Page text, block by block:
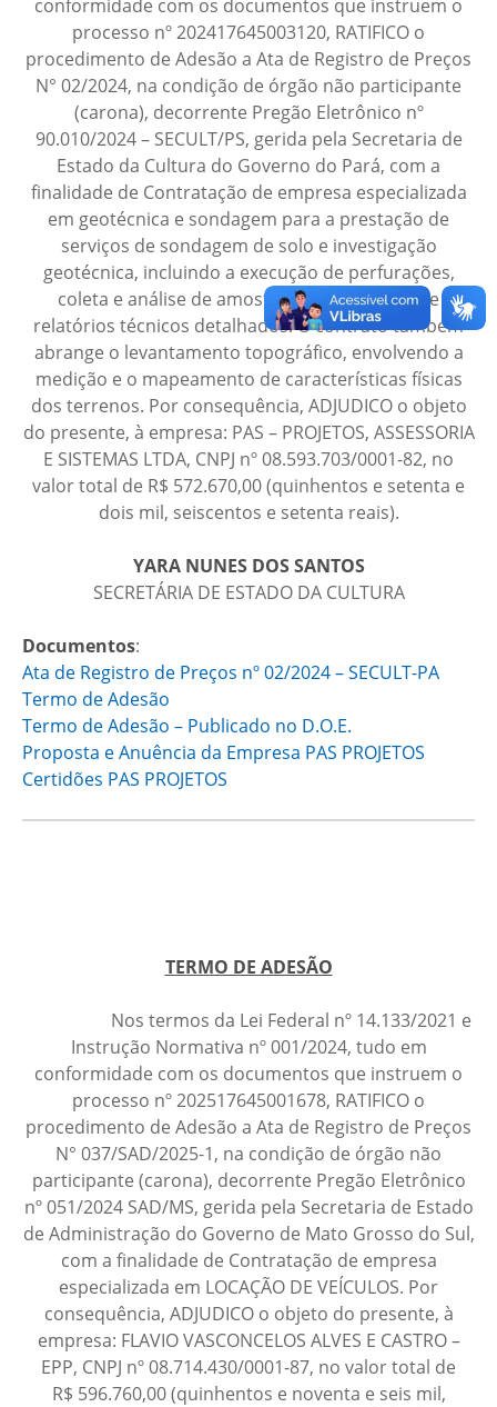
conformidade com os documentos que instruem o
processo nº 202417645003120, RATIFICO o
procedimento de Adesão a Ata de Registro de Preços
N° 02/2024, na condição de órgão não participante
(carona), decorrente Pregão Eletrônico nº
90.010/2024 – SECULT/PS, gerida pela Secretaria de
Estado da Cultura do Governo do Pará, com a
finalidade de Contratação de empresa especializada
em geotécnica e sondagem para a prestação de
serviços de sondagem de solo e investigação
geotécnica, incluindo a execução de perfurações,
coleta e análise de amostras, e elaboração de
relatórios técnicos detalhados. O contrato também
abrange o levantamento topográfico, envolvendo a
medição e o mapeamento de características físicas
dos terrenos. Por consequência, ADJUDICO o objeto
do presente, à empresa: PAS – PROJETOS, ASSESSORIA
E SISTEMAS LTDA, CNPJ nº 08.593.703/0001-82, no
valor total de R$ 572.670,00 (quinhentos e setenta e
dois mil, seiscentos e setenta reais).
YARA NUNES DOS SANTOS
SECRETÁRIA DE ESTADO DA CULTURA
Documentos:
Ata de Registro de Preços nº 02/2024 – SECULT-PA
Termo de Adesão
Termo de Adesão – Publicado no D.O.E.
Proposta e Anuência da Empresa PAS PROJETOS
Certidões PAS PROJETOS
TERMO DE ADESÃO
Nos termos da Lei Federal nº 14.133/2021 e
Instrução Normativa nº 001/2024, tudo em
conformidade com os documentos que instruem o
processo nº 202517645001678, RATIFICO o
procedimento de Adesão a Ata de Registro de Preços
N° 037/SAD/2025-1, na condição de órgão não
participante (carona), decorrente Pregão Eletrônico
nº 051/2024 SAD/MS, gerida pela Secretaria de Estado
de Administração do Governo de Mato Grosso do Sul,
com a finalidade de Contratação de empresa
especializada em LOCAÇÃO DE VEÍCULOS. Por
consequência, ADJUDICO o objeto do presente, à
empresa: FLAVIO VASCONCELOS ALVES E CASTRO –
EPP, CNPJ nº 08.714.430/0001-87, no valor total de
R$ 596.760,00 (quinhentos e noventa e seis mil,